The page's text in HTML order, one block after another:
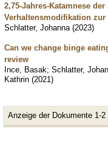
2,75-Jahres-Katamnese
Verhaltensmodifikation
Schlatter, Johanna (2023)
Can we change binge
review
Ince, Basak; Schlatter,
Kathrin (2021)
Anzeige der Dokumente 1-2